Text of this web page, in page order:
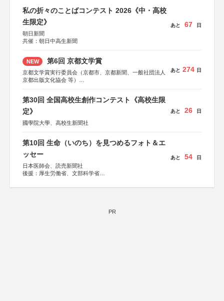
私の折々のことばコンテスト 2026《中・高校
生限定》
朝日新聞
共催：朝日中高生新聞
あと 67 日
NEW 第6回 京都文学賞
京都文学賞実行委員会（京都市、京都新聞、一般社団法人
京都出版文化協会 等）
KADOKAWA、河出書房新社、幻冬舎、講談社、光文社、
集英社、小学館、祥伝社、新潮社、淡交社、ちいさいミシ
マ社、徳間書店、早川書房、PHP研究所、双葉社、文藝春
あと 274 日
第30回 全国高校生創作コンテスト《高校生限
定》
國學院大學、高校生新聞社
あと 26 日
第10回 生命（いのち）を見つめるフォト＆エ
ッセー
日本医師会、読売新聞社
後援：厚生労働省、文部科学省
しん生命保険株式会社
あと 54 日
PR